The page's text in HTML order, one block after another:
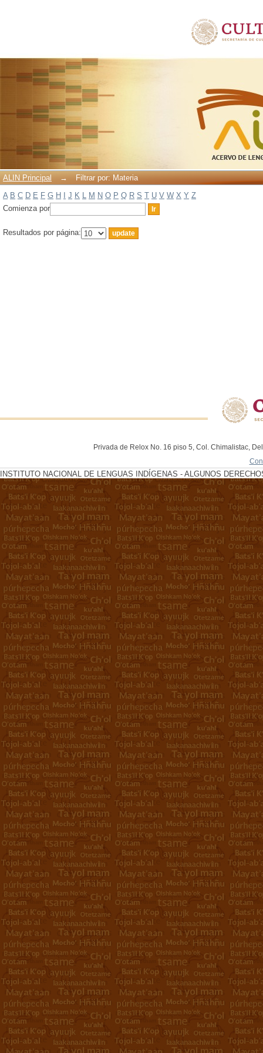
ALIN Principal →
Filtrar por: Materia
A B C D E F G H J K L M N O P Q R S T U V W X Y Z
Comienza por
Resultados por página:
Privada de Relox No. 16 piso 5, Col. Chimalistac,
INSTITUTO NACIONAL DE LENGUAS INDÍGENAS - ALGUNOS